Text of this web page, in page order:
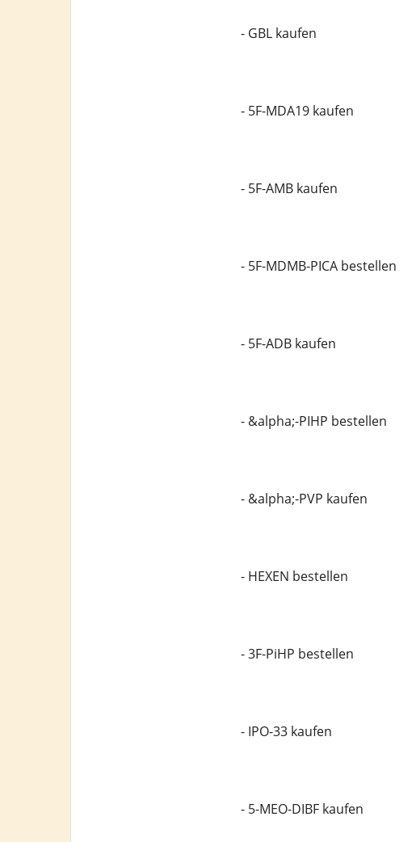
- GBL kaufen
- 5F-MDA19 kaufen
- 5F-AMB kaufen
- 5F-MDMB-PICA bestellen
- 5F-ADB kaufen
- &alpha;-PIHP bestellen
- &alpha;-PVP kaufen
- HEXEN bestellen
- 3F-PiHP bestellen
- IPO-33 kaufen
- 5-MEO-DIBF kaufen